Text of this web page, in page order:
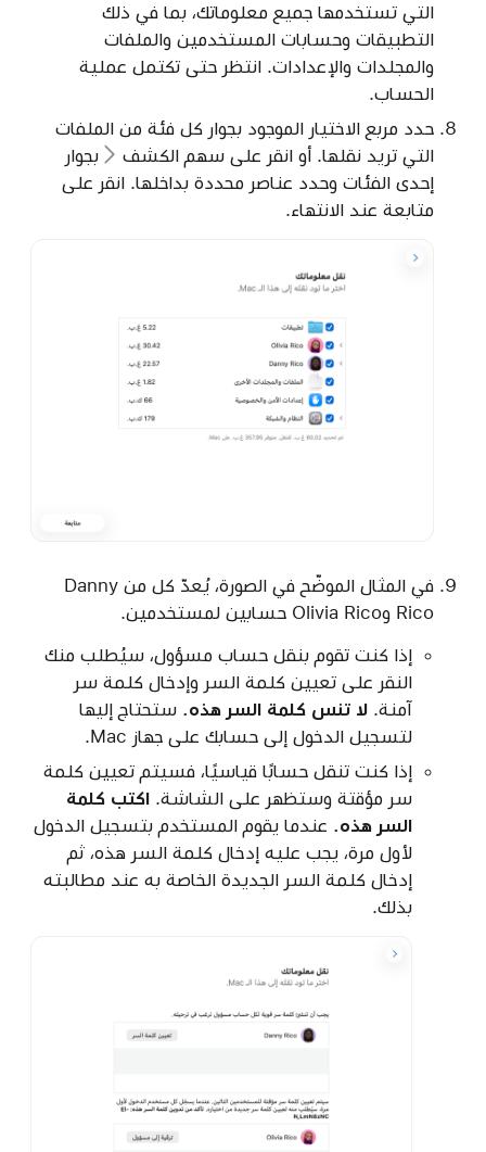
التي تستخدمها جميع معلوماتك، بما في ذلك
التطبيقات وحسابات المستخدمين والملفات
والمجلدات والإعدادات. انتظر حتى تكتمل عملية
الحساب.
حدد مربع الاختيار الموجود بجوار كل فئة من الملفات
التي تريد نقلها. أو انقر على سهم الكشف
بجوار
إحدى الفئات وحدد عناصر محددة بداخلها. انقر على
متابعة عند الانتهاء.
في المثال الموضّح في الصورة، يُعدّ كل من Danny
Rico وOlivia Rico حسابين لمستخدمين.
إذا كنت تقوم بنقل حساب مسؤول، سيُطلب منك
النقر على تعيين كلمة السر وإدخال كلمة سر
آمنة. لا تنس كلمة السر هذه. ستحتاج إليها
لتسجيل الدخول إلى حسابك على جهاز Mac.
إذا كنت تنقل حسابًا قياسيًا، فسيتم تعيين كلمة
سر مؤقتة وستظهر على الشاشة. اكتب كلمة
السر هذه. عندما يقوم المستخدم بتسجيل الدخول
لأول مرة، يجب عليه إدخال كلمة السر هذه، ثم
إدخال كلمة السر الجديدة الخاصة به عند مطالبته
بذلك.